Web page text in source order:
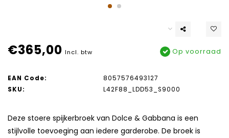
€365,00 Incl. btw Op voorraad
EAN Code:
8057576493127
SKU:
L42F88_LDD53_S9000
Deze stoere spijkerbroek van Dolce & Gabbana is een
stijlvolle toevoeging aan iedere garderobe. De broek is